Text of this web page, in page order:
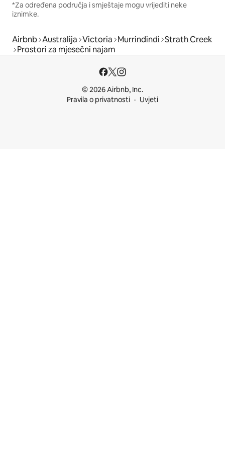
*Za određena područja i smještaje mogu vrijediti neke
iznimke.
Airbnb Australija Victoria Murrindindi Strath Creek
Prostori za mjesečni najam
© 2026 Airbnb, Inc.
Pravila o privatnosti
Uvjeti